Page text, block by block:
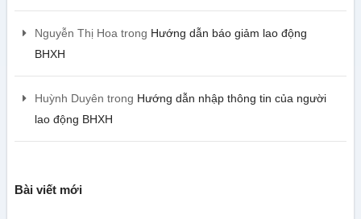
Nguyễn Thị Hoa trong Hướng dẫn báo giảm lao động
BHXH
Huỳnh Duyên trong Hướng dẫn nhập thông tin của người
lao động BHXH
Bài viết mới